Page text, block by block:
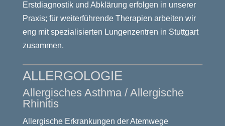
Erstdiagnostik und Abklärung erfolgen in unserer
Praxis; für weiterführende Therapien arbeiten wir
eng mit spezialisierten Lungenzentren in Stuttgart
zusammen.
ALLERGOLOGIE
Allergisches Asthma / Allergische
Rhinitis
Allergische Erkrankungen der Atemwege